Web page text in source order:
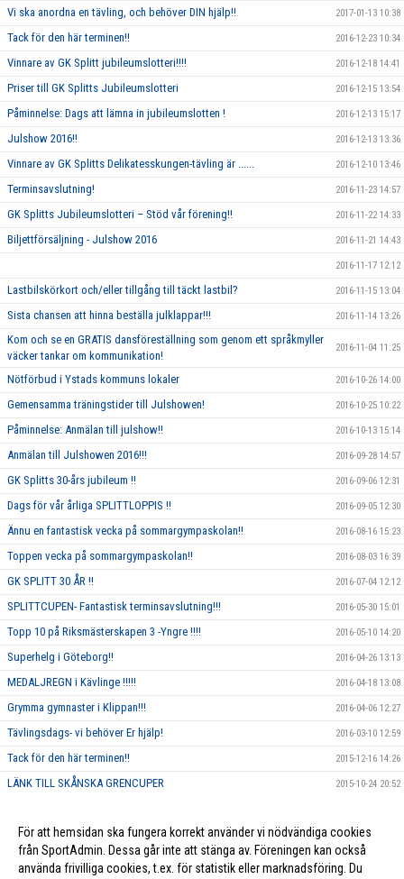
Vi ska anordna en tävling, och behöver DIN hjälp!! 2017-01-13 10:38
Tack för den här terminen!! 2016-12-23 10:34
Vinnare av GK Splitt jubileumslotteri!!!! 2016-12-18 14:41
Priser till GK Splitts Jubileumslotteri 2016-12-15 13:54
Påminnelse: Dags att lämna in jubileumslotten ! 2016-12-13 15:17
Julshow 2016!! 2016-12-13 13:36
Vinnare av GK Splitts Delikatesskungen-tävling är ...... 2016-12-10 13:46
Terminsavslutning! 2016-11-23 14:57
GK Splitts Jubileumslotteri – Stöd vår förening!! 2016-11-22 14:33
Biljettförsäljning - Julshow 2016 2016-11-21 14:43
2016-11-17 12:12
Lastbilskörkort och/eller tillgång till täckt lastbil? 2016-11-15 13:04
Sista chansen att hinna beställa julklappar!!! 2016-11-14 13:26
Kom och se en GRATIS dansföreställning som genom ett språkmyller
väcker tankar om kommunikation!
2016-11-04 11:25
Nötförbud i Ystads kommuns lokaler 2016-10-26 14:00
Gemensamma träningstider till Julshowen! 2016-10-25 10:22
Påminnelse: Anmälan till julshow!! 2016-10-13 15:14
Anmälan till Julshowen 2016!!! 2016-09-28 14:57
GK Splitts 30-års jubileum !! 2016-09-06 12:31
Dags för vår årliga SPLITTLOPPIS !! 2016-09-05 12:30
Ännu en fantastisk vecka på sommargympaskolan!! 2016-08-16 15:23
Toppen vecka på sommargympaskolan!! 2016-08-03 16:39
GK SPLITT 30 ÅR !! 2016-07-04 12:12
SPLITTCUPEN- Fantastisk terminsavslutning!!! 2016-05-30 15:01
Topp 10 på Riksmästerskapen 3 -Yngre !!!! 2016-05-10 14:20
Superhelg i Göteborg!! 2016-04-26 13:13
MEDALJREGN i Kävlinge !!!!! 2016-04-18 13:08
Grymma gymnaster i Klippan!!! 2016-04-06 12:27
Tävlingsdags- vi behöver Er hjälp! 2016-03-10 12:59
Tack för den här terminen!! 2015-12-16 14:26
LÄNK TILL SKÅNSKA GRENCUPER 2015-10-24 20:52
Vi ska annordna en tävling, och behöver DIN hjälp!! 2015-09-10 13:26
För att hemsidan ska fungera korrekt använder vi nödvändiga cookies
från SportAdmin. Dessa går inte att stänga av. Föreningen kan också
använda frivilliga cookies, t.ex. för statistik eller marknadsföring. Du